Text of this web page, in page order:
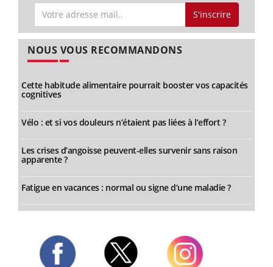
S'inscrire
NOUS VOUS RECOMMANDONS
Cette habitude alimentaire pourrait booster vos capacités
cognitives
Vélo : et si vos douleurs n’étaient pas liées à l’effort ?
Les crises d’angoisse peuvent-elles survenir sans raison
apparente ?
Fatigue en vacances : normal ou signe d’une maladie ?